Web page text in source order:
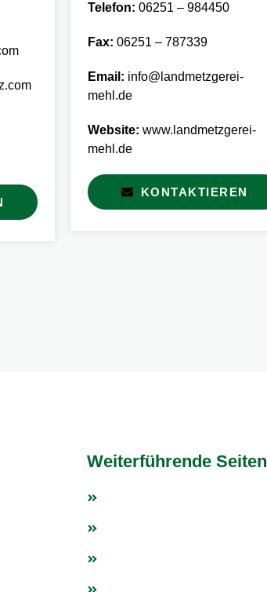
Telefon: 06251 – 984450
Fax: 06251 – 787339
Email: info@landmetzgerei-
mehl.de
Website: www.landmetzgerei-
mehl.de
KONTAKTIEREN
Weiterführende Seiten